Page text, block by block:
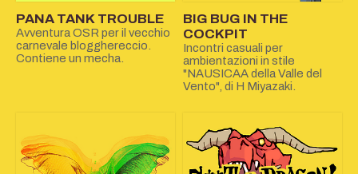
PANA TANK TROUBLE
Avventura OSR per il vecchio
carnevale blogghereccio.
Contiene un mecha.
BIG BUG IN THE
COCKPIT
Incontri casuali per
ambientazioni in stile
"NAUSICAA della Valle del
Vento", di H Miyazaki.